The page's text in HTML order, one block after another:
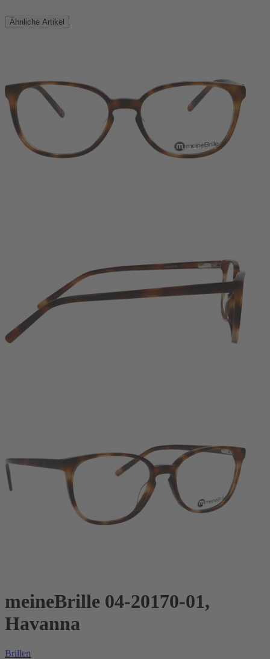
Ähnliche Artikel
meineBrille 04-20170-01,
Havanna
Brillen